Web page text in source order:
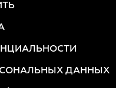
ДАННЫХ